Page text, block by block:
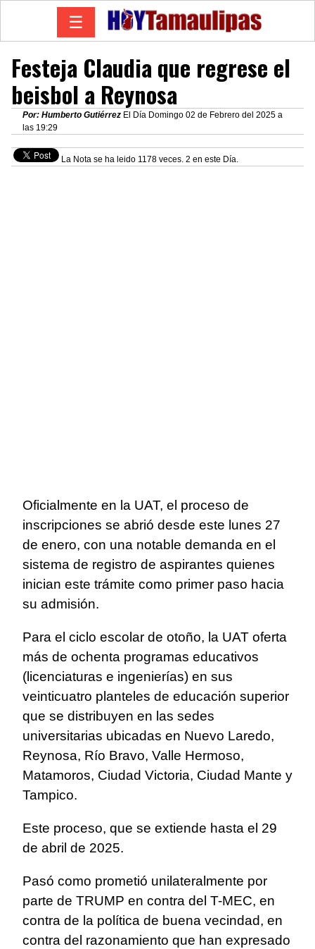
☰
Festeja Claudia que regrese el
beisbol a Reynosa
Por: Humberto Gutiérrez El Día Domingo 02 de Febrero del 2025 a
las 19:29
La Nota se ha leido 1178 veces. 2 en este Día.
Oficialmente en la UAT, el proceso de
inscripciones se abrió desde este lunes 27
de enero, con una notable demanda en el
sistema de registro de aspirantes quienes
inician este trámite como primer paso hacia
su admisión.
Para el ciclo escolar de otoño, la UAT oferta
más de ochenta programas educativos
(licenciaturas e ingenierías) en sus
veinticuatro planteles de educación superior
que se distribuyen en las sedes
universitarias ubicadas en Nuevo Laredo,
Reynosa, Río Bravo, Valle Hermoso,
Matamoros, Ciudad Victoria, Ciudad Mante y
Tampico.
Este proceso, que se extiende hasta el 29
de abril de 2025.
Pasó como prometió unilateralmente por
parte de TRUMP en contra del T-MEC, en
contra de la política de buena vecindad, en
contra del razonamiento que han expresado